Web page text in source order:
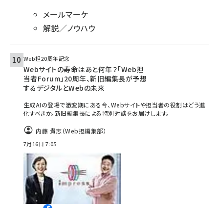
メールマーケ
解説／ノウハウ
Web担20周年記念
Webサイトの寿命はあと何年？「Web担
当者Forum」20周年、新旧編集長が予想
するデジタルとWebの未来
生成AIの登場で激変期にある今、Webサイトや担当者の役割はどう進
化すべきか。新旧編集長による特別対談をお届けします。
内藤 貴志（Web担編集部）
7月16日 7:05